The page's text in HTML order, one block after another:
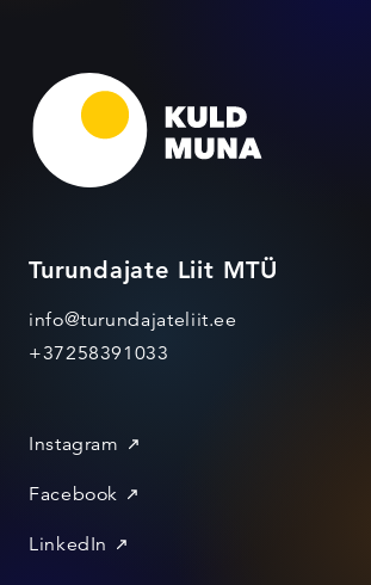
Turundajate Liit MTÜ
info@turundajateliit.ee
+37258391033
Instagram
Facebook
LinkedIn